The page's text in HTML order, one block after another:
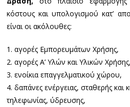
κόστους και υπολογισμού κατ’
είναι οι ακόλουθες:
1. αγορές Εμπορευμάτων Χρήσης,
2. αγορές Α’ Υλών και Υλικών Χρήσης,
3. ενοίκια επαγγελματικού χώρου,
4. δαπάνες ενέργειας, σταθερής και
τηλεφωνίας, ύδρευσης,